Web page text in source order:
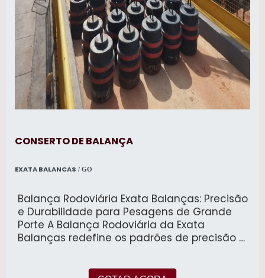
CONSERTO DE BALANÇA
EXATA BALANCAS / GO
Balança Rodoviária Exata Balanças: Precisão
e Durabilidade para Pesagens de Grande
Porte A Balança Rodoviária da Exata
Balanças redefine os padrões de precisão e